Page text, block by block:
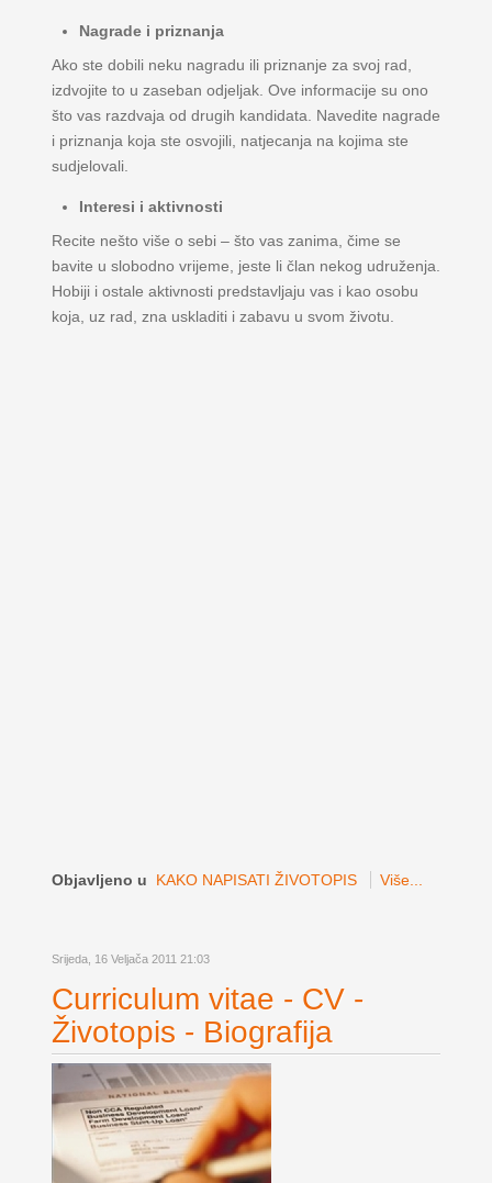
Nagrade i priznanja
Ako ste dobili neku nagradu ili priznanje za svoj rad,
izdvojite to u zaseban odjeljak. Ove informacije su ono
što vas razdvaja od drugih kandidata. Navedite nagrade
i priznanja koja ste osvojili, natjecanja na kojima ste
sudjelovali.
Interesi i aktivnosti
Recite nešto više o sebi – što vas zanima, čime se
bavite u slobodno vrijeme, jeste li član nekog udruženja.
Hobiji i ostale aktivnosti predstavljaju vas i kao osobu
koja, uz rad, zna uskladiti i zabavu u svom životu.
Objavljeno u KAKO NAPISATI ŽIVOTOPIS Više...
Srijeda, 16 Veljača 2011 21:03
Curriculum vitae - CV -
Životopis - Biografija